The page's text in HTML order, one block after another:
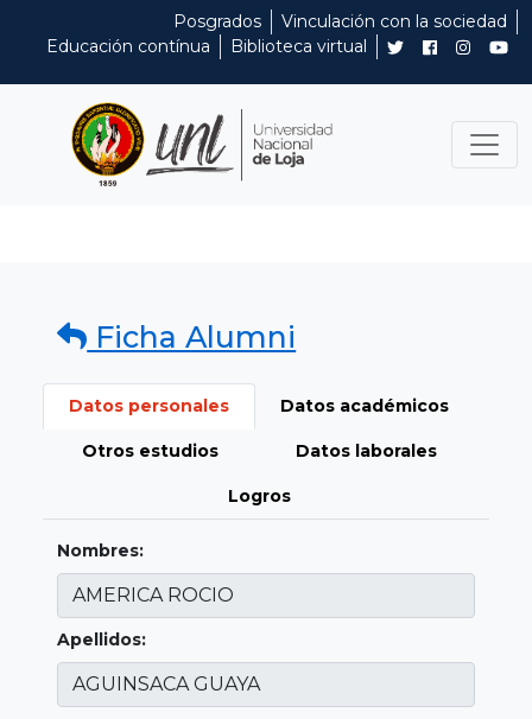
Posgrados
Vinculación con la sociedad
Educación contínua
Biblioteca virtual
Ficha Alumni
Datos personales Datos académicos
Otros estudios Datos laborales
Logros
Nombres:
Apellidos: